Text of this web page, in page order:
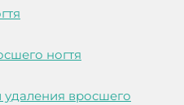
ногтя
вросшего